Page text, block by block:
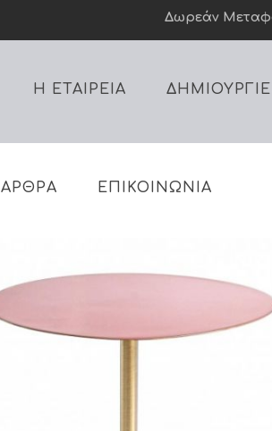
Δωρεάν
Η ΕΤΑΙΡΕΙΑ
ΑΡΘΡΑ ΕΠΙΚΟΙΝΩΝΙΑ